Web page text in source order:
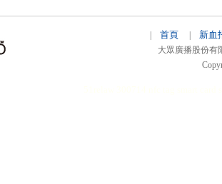
首頁 新血
大眾廣播股份有